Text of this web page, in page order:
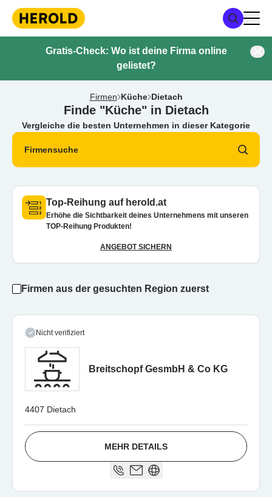
Gratis-Check: Wo ist deine Firma online
gelistet?
Firmen Küche Dietach
Finde "Küche" in Dietach
Vergleiche die besten Unternehmen in dieser Kategorie
Firmensuche
Top-Reihung auf herold.at
Erhöhe die Sichtbarkeit deines Unternehmens mit unseren
TOP-Reihung Produkten!
ANGEBOT SICHERN
Firmen aus der gesuchten Region zuerst
Nicht verifiziert
Breitschopf GesmbH & Co KG
4407 Dietach
MEHR DETAILS